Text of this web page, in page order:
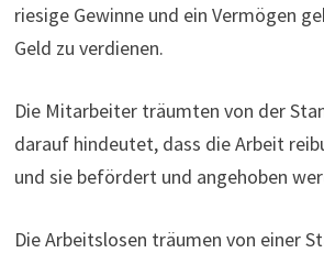
riesige Gewinne und ein Vermögen
Geld zu verdienen.
Die Mitarbeiter träumten von der
darauf hindeutet, dass die Arbeit
und sie befördert und angehoben
Die Arbeitslosen träumen von einer